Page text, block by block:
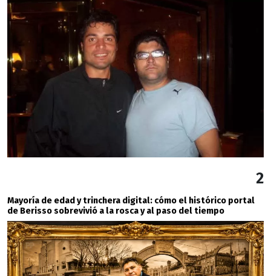
2
Mayoría de edad y trinchera digital: cómo el histórico portal
de Berisso sobrevivió a la rosca y al paso del tiempo